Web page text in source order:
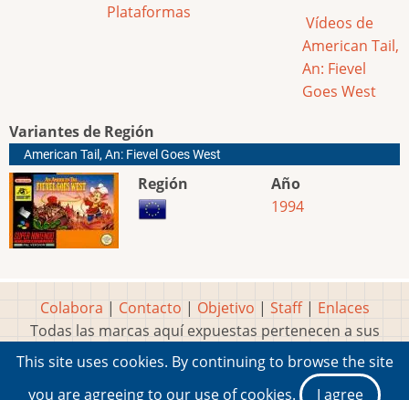
Plataformas
Vídeos de
American Tail,
An: Fievel
Goes West
Variantes de Región
American Tail, An: Fievel Goes West
Región
Año
1994
Colabora | Contacto | Objetivo | Staff| Enlaces
Todas las marcas aquí expuestas pertenecen a sus
respectivos y legítimos dueños
Idea, página, contenidos y diseños creados porMarty
This site uses cookies. By continuing to browse the site
you are agreeing to our use of cookies.
I agree